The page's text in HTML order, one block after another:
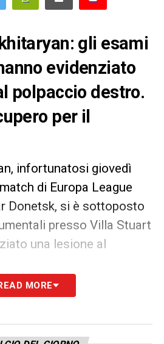
gli esami
evidenziato
polpaccio destro.
per il
infortunatosi giovedì
di Europa League
Donetsk, si è sottoposto
presso Villa Stuart
una lesione al
i tempi di recupero
MORE